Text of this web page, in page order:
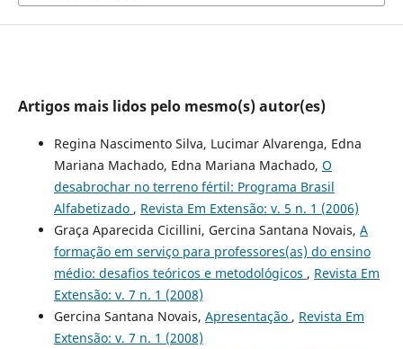
Artigos mais lidos pelo mesmo(s) autor(es)
Regina Nascimento Silva, Lucimar Alvarenga, Edna
Mariana Machado, Edna Mariana Machado, O
desabrochar no terreno fértil: Programa Brasil
Alfabetizado , Revista Em Extensão: v. 5 n. 1 (2006)
Graça Aparecida Cicillini, Gercina Santana Novais, A
formação em serviço para professores(as) do ensino
médio: desafios teóricos e metodológicos , Revista Em
Extensão: v. 7 n. 1 (2008)
Gercina Santana Novais, Apresentação , Revista Em
Extensão: v. 7 n. 1 (2008)